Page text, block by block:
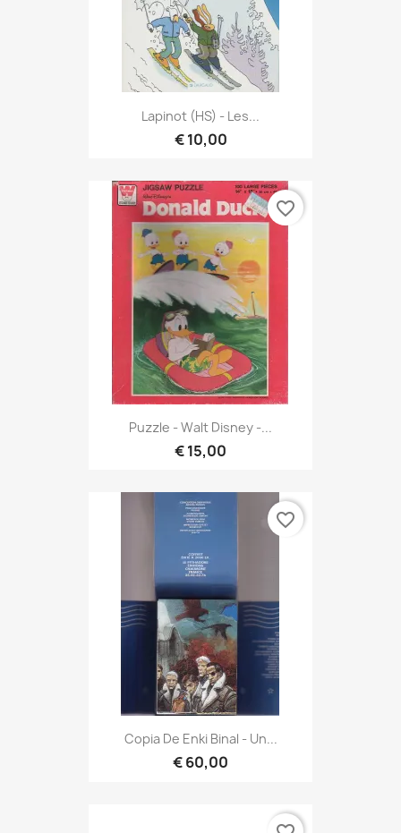
Lapinot (HS) - Les...
€ 10,00
Puzzle - Walt Disney -...
€ 15,00
favorite_border
Copia De Enki Binal - Un...
€ 60,00
favorite_border